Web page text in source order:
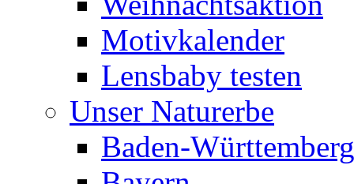
Motivkalender
Lensbaby testen
Unser Naturerbe
Baden-Württemberg